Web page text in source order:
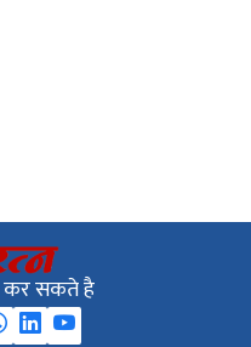
कर सकते है